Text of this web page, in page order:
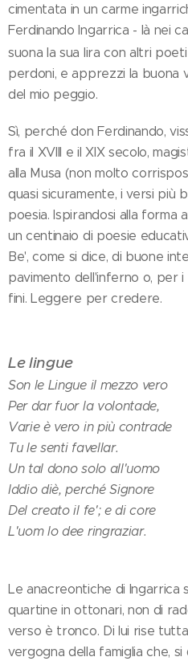
cimentata in un carme
Ferdinando Ingarrica - là nei
suona la sua lira con altri poeti
perdoni, e apprezzi la buona
del mio peggio.
Sì, perché don Ferdinando,
fra il XVIII e il XIX secolo,
alla Musa (non molto
quasi sicuramente, i versi più
poesia. Ispirandosi alla forma
un centinaio di poesie
Be', come si dice, di buone
pavimento dell'inferno o, per
fini. Leggere per credere.
Le lingue
Son le Lingue il mezzo vero
Per dar fuor la volontade,
Varie è vero in più contrade
Tu le senti favellar.
Un tal dono solo all'uomo
Iddio diè, perché Signore
Del creato il fe'; e di core
L'uom lo dee ringraziar.
Le anacreontiche di Ingarrica
quartine in ottonari, non di
verso è tronco. Di lui rise
vergogna della famiglia che,